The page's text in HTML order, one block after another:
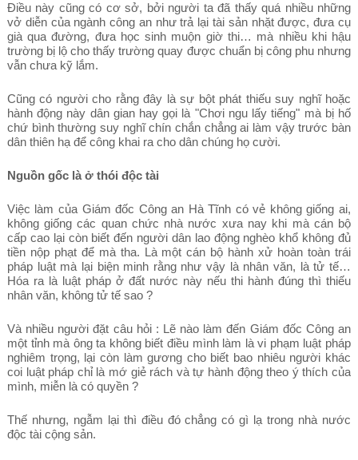
Điều này cũng có cơ sở, bởi người ta đã thấy quá nhiều những
vở diễn của ngành công an như trả lại tài sản nhặt được, đưa cụ
già qua đường, đưa học sinh muộn giờ thi… mà nhiều khi hậu
trường bị lộ cho thấy trường quay được chuẩn bị công phu nhưng
vẫn chưa kỹ lắm.
Cũng có người cho rằng đây là sự bột phát thiếu suy nghĩ hoặc
hành động này dân gian hay gọi là "Chơi ngu lấy tiếng" mà bị hố
chứ bình thường suy nghĩ chín chắn chẳng ai làm vậy trước bàn
dân thiên hạ để công khai ra cho dân chúng họ cười.
Nguồn gốc là ở thói độc tài
Việc làm của Giám đốc Công an Hà Tĩnh có vẻ không giống ai,
không giống các quan chức nhà nước xưa nay khi mà cán bộ
cấp cao lại còn biết đến người dân lao động nghèo khổ không đủ
tiền nộp phạt để mà tha. Là một cán bộ hành xử hoàn toàn trái
pháp luật mà lại biện minh rằng như vậy là nhân văn, là tử tế…
Hóa ra là luật pháp ở đất nước này nếu thi hành đúng thì thiếu
nhân văn, không tử tế sao ?
Và nhiều người đặt câu hỏi : Lẽ nào làm đến Giám đốc Công an
một tỉnh mà ông ta không biết điều mình làm là vi phạm luật pháp
nghiêm trọng, lại còn làm gương cho biết bao nhiêu người khác
coi luật pháp chỉ là mớ giẻ rách và tự hành động theo ý thích của
mình, miễn là có quyền ?
Thế nhưng, ngẫm lại thì điều đó chẳng có gì lạ trong nhà nước
độc tài cộng sản.